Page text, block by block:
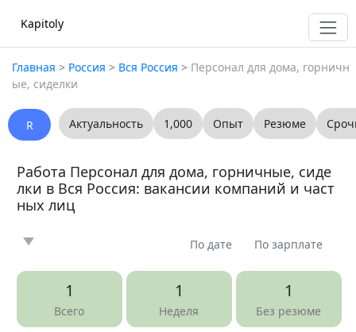
Kapitoly
Главная > Россия > Вся Россия > Персонал для дома, горничн
ые, сиделки
R Актуальность 1,000 Опыт Резюме
Работа Персонал для дома, горничные, сиде
лки в Вся Россия: вакансии компаний и част
ных лиц
Новость 0 Статья 0 Предлагаю 0 Ищу 0
По дате По зарплате
1
Всего
1
Неделя
1
Без резюме